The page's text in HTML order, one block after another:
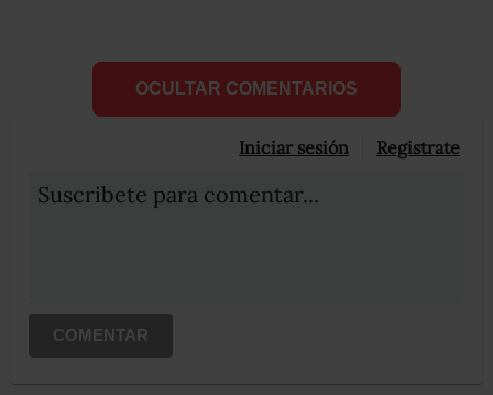
OCULTAR COMENTARIOS
Iniciar sesión Registrate
Suscribete para comentar...
COMENTAR